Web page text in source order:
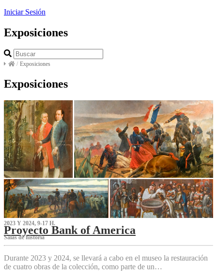
Iniciar Sesión
Exposiciones
/ Exposiciones
Exposiciones
2023 Y 2024, 9-17 H.
Proyecto Bank of America
S‌alas de historia
Durante 2023 y 2024, se llevará a cabo en el museo la restauración
de cuatro obras de la colección, como parte de un…